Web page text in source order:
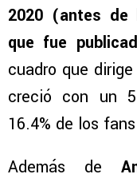
2020 (antes de
que fue
cuadro que
creció con un
16.4% de los
Además de